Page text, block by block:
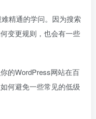
精通的学问。因为搜索
变更规则，也会有一些
的WordPress网站在百
何避免一些常见的低级